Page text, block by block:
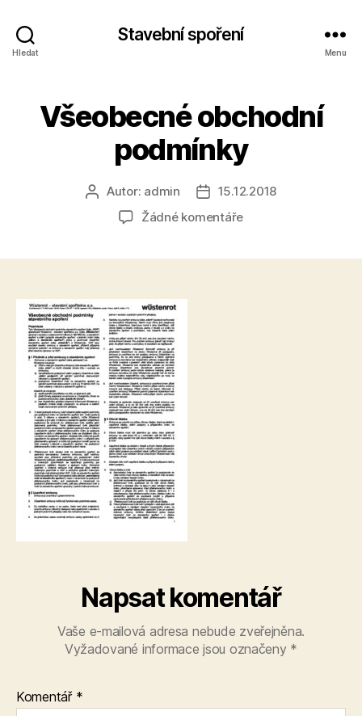
Hledat
Stavební spoření
Menu
Všeobecné obchodní
podmínky
Autor
příspěvku
Autor: admin
Datum
příspěvku
15.12.2018
Žádné komentářeu
Napsat komentář
Vaše e-mailová adresa nebude zveřejněna.
Vyžadované informace jsou označeny *
Komentář *